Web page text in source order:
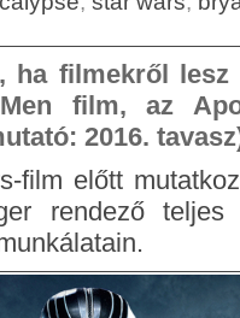
ha filmekről
film, az
2016.
film előtt
rendező